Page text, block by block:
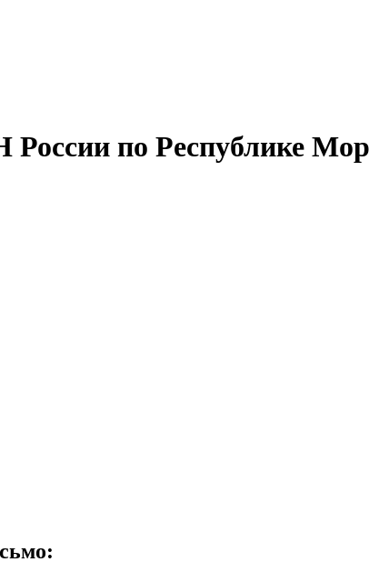
по Республике